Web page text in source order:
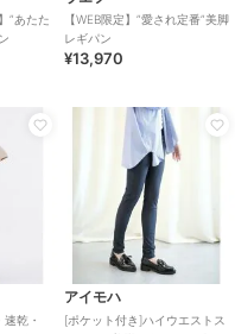
”あたた
【WEB限定】”愛され定番”美脚
レギパン
¥13,970
速乾・
アイモハ
[ポケット付き]ハイウエストス